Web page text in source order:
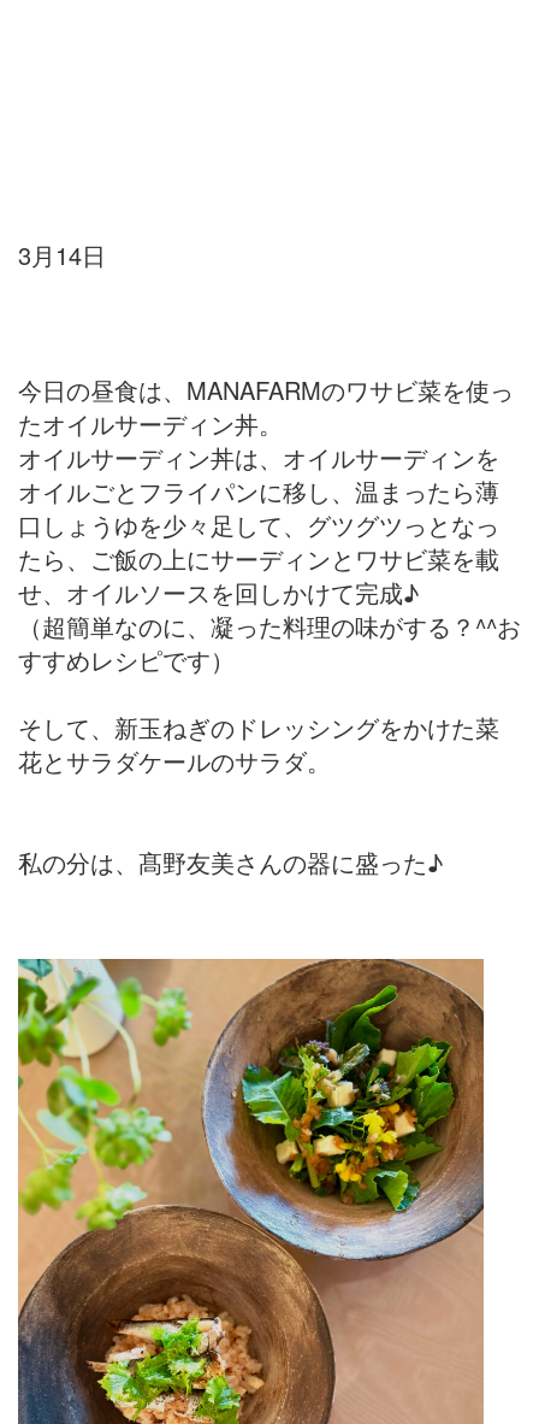
3月14日
今日の昼食は、MANAFARMのワサビ菜を使っ
たオイルサーディン丼。
オイルサーディン丼は、オイルサーディンを
オイルごとフライパンに移し、温まったら薄
口しょうゆを少々足して、グツグツっとなっ
たら、ご飯の上にサーディンとワサビ菜を載
せ、オイルソースを回しかけて完成♪
（超簡単なのに、凝った料理の味がする？^^お
すすめレシピです）
そして、新玉ねぎのドレッシングをかけた菜
花とサラダケールのサラダ。
私の分は、髙野友美さんの器に盛った♪